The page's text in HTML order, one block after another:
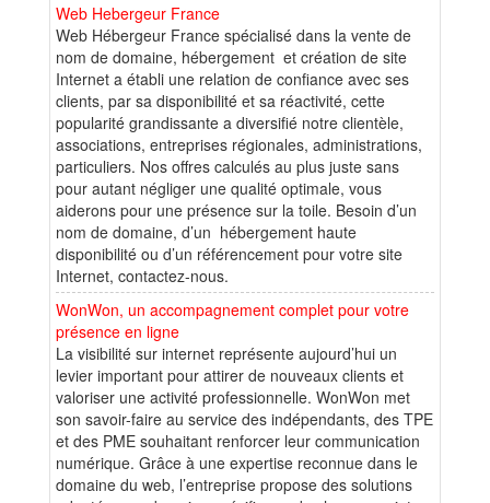
Web Hebergeur France
Web Hébergeur France spécialisé dans la vente de
nom de domaine, hébergement et création de site
Internet a établi une relation de confiance avec ses
clients, par sa disponibilité et sa réactivité, cette
popularité grandissante a diversifié notre clientèle,
associations, entreprises régionales, administrations,
particuliers. Nos offres calculés au plus juste sans
pour autant négliger une qualité optimale, vous
aiderons pour une présence sur la toile. Besoin d’un
nom de domaine, d’un hébergement haute
disponibilité ou d’un référencement pour votre site
Internet, contactez-nous.
WonWon, un accompagnement complet pour votre
présence en ligne
La visibilité sur internet représente aujourd’hui un
levier important pour attirer de nouveaux clients et
valoriser une activité professionnelle. WonWon met
son savoir-faire au service des indépendants, des TPE
et des PME souhaitant renforcer leur communication
numérique. Grâce à une expertise reconnue dans le
domaine du web, l’entreprise propose des solutions